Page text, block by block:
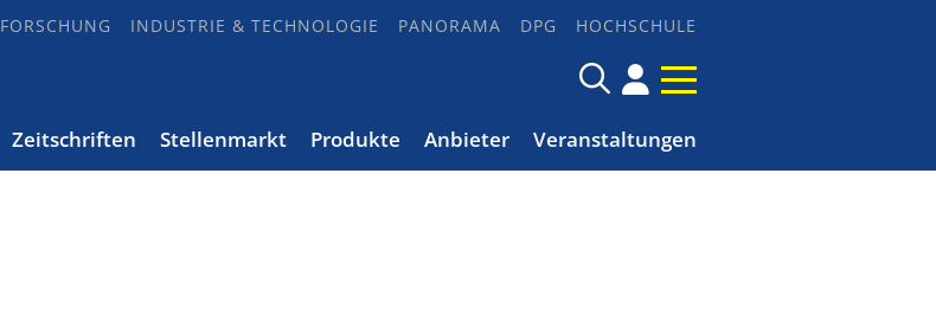
FORSCHUNG INDUSTRIE & TECHNOLOGIE PANORAMA DPG HOCHSCHULE
Zeitschriften Stellenmarkt Produkte Anbieter Veranstaltungen